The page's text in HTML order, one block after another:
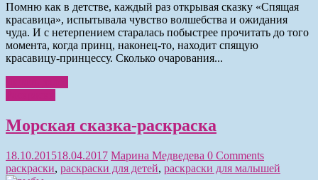
Помню как в детстве, каждый раз открывая сказку «Спящая
красавица», испытывала чувство волшебства и ожидания
чуда. И с нетерпением старалась побыстрее прочитать до того
момента, когда принц, наконец-то, находит спящую
красавицу-принцессу. Сколько очарования...
Морская сказка-раскраска
18.10.201518.04.2017 Марина Медведева 0 Comments
раскраски, раскраски для детей, раскраски для малышей